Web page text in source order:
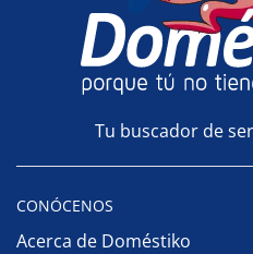
Tu buscador de
CONÓCENOS
Acerca de Doméstiko